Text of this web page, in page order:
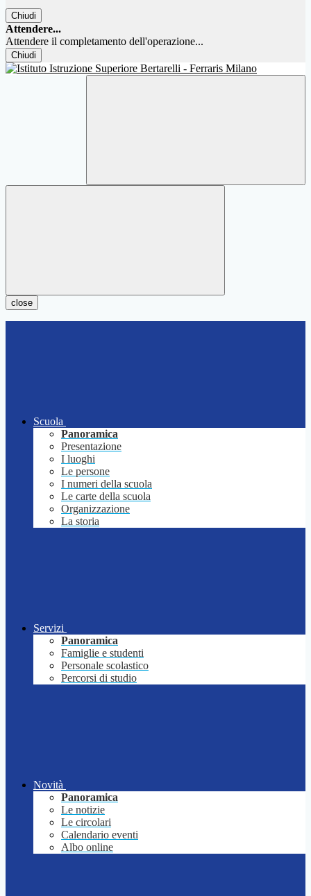
Chiudi
Attendere...
Attendere il completamento dell'operazione...
Chiudi
close
Scuola
Panoramica
Presentazione
I luoghi
Le persone
I numeri della scuola
Le carte della scuola
Organizzazione
La storia
Servizi
Panoramica
Famiglie e studenti
Personale scolastico
Percorsi di studio
Novità
Panoramica
Le notizie
Le circolari
Calendario eventi
Albo online